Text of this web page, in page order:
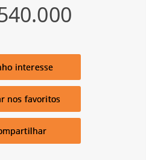
interesse
nos favoritos